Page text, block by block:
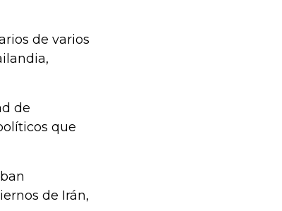
de varios
de
que
de Irán,